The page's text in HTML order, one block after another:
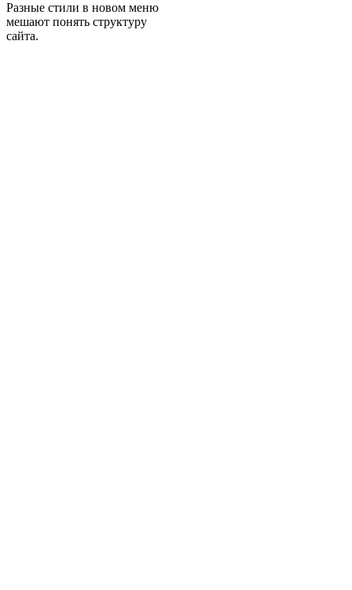
Разные стили в новом меню
мешают понять структуру
сайта.